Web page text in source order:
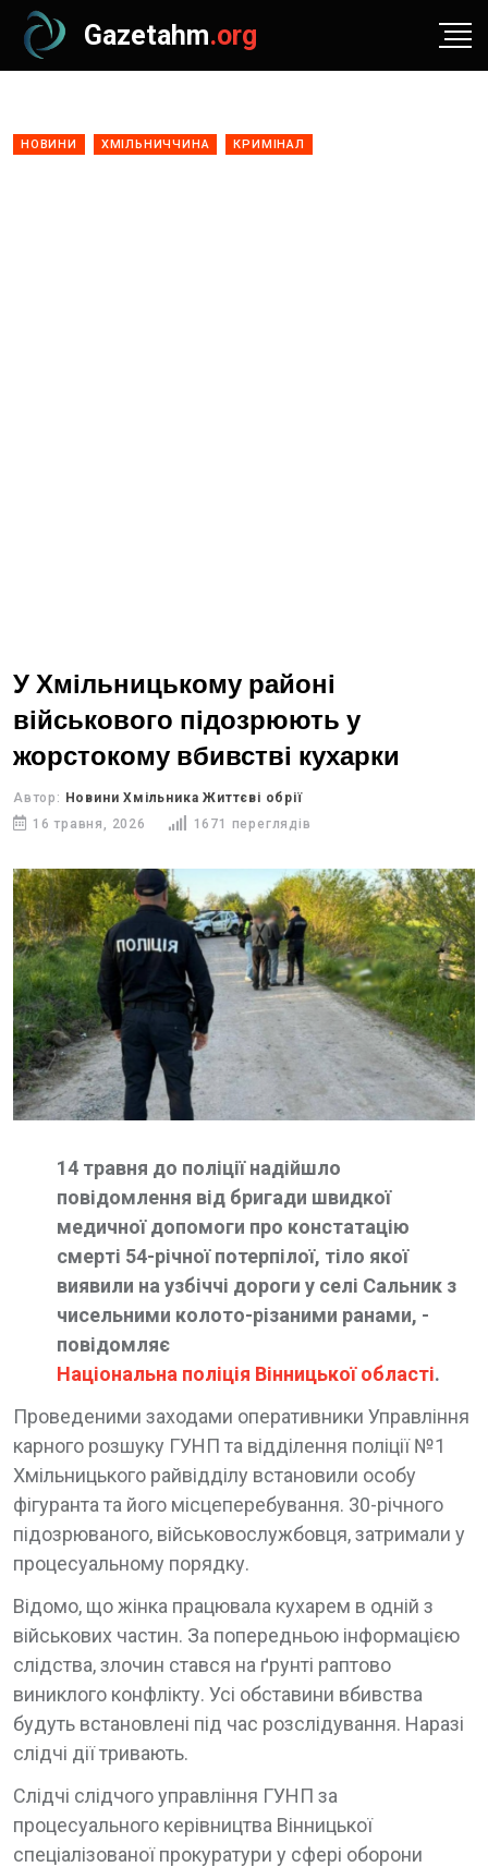
Gazetahm.org
НОВИНИ ХМІЛЬНИЧЧИНА КРИМІНАЛ
У Хмільницькому районі
військового підозрюють у
жорстокому вбивстві кухарки
Автор: Новини Хмільника Життєві обрії
16 травня, 2026
1671 переглядів
14 травня до поліції надійшло
повідомлення від бригади швидкої
медичної допомоги про констатацію
смерті 54-річної потерпілої, тіло якої
виявили на узбіччі дороги у селі Сальник з
чисельними колото-різаними ранами, -
повідомляє
Національна поліція Вінницької області.
Проведеними заходами оперативники Управління
карного розшуку ГУНП та відділення поліції №1
Хмільницького райвідділу встановили особу
фігуранта та його місцеперебування. 30-річного
підозрюваного, військовослужбовця, затримали у
процесуальному порядку.
Відомо, що жінка працювала кухарем в одній з
військових частин. За попередньою інформацією
слідства, злочин стався на ґрунті раптово
виниклого конфлікту. Усі обставини вбивства
будуть встановлені під час розслідування. Наразі
слідчі дії тривають.
Слідчі слідчого управління ГУНП за
процесуального керівництва Вінницької
спеціалізованої прокуратури у сфері оборони